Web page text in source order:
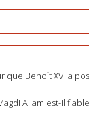
que Benoît XVI a
Allam est-il